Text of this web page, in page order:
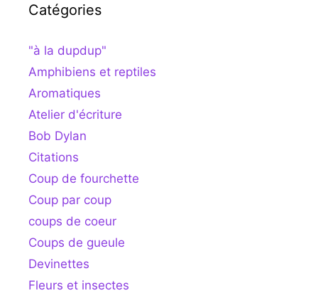
Catégories
"à la dupdup"
Amphibiens et reptiles
Aromatiques
Atelier d'écriture
Bob Dylan
Citations
Coup de fourchette
Coup par coup
coups de coeur
Coups de gueule
Devinettes
Fleurs et insectes